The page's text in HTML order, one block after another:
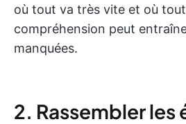
où tout va très vite et où
compréhension peut
manquées.
2. Rassembler les